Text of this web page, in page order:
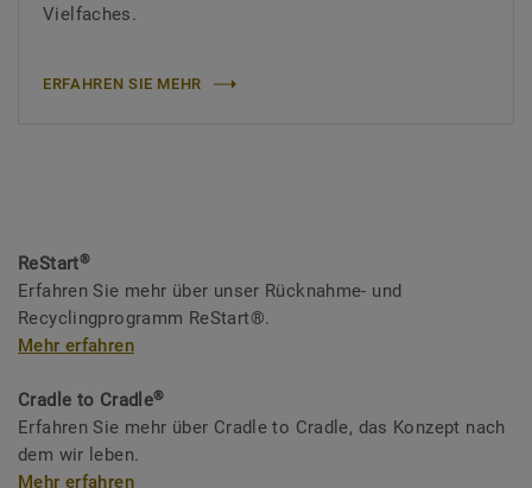
Vielfaches.
ERFAHREN SIE MEHR
ReStart®
Erfahren Sie mehr über unser Rücknahme- und
Recyclingprogramm ReStart®.
Mehr erfahren
Cradle to Cradle®
Erfahren Sie mehr über Cradle to Cradle, das Konzept nach
dem wir leben.
Mehr erfahren